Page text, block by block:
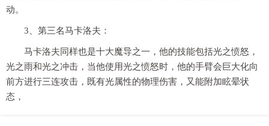
动。
3、第三名马卡洛夫：
马卡洛夫同样也是十大魔导之一，他的技能包括光之愤怒，
光之雨和光之冲击，当他使用光之愤怒时，他的手臂会巨大化向
前方进行三连攻击，既有光属性的物理伤害，又能附加眩晕状
态，